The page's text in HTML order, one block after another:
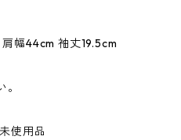
幅44cm 袖丈19.5cm
使用品